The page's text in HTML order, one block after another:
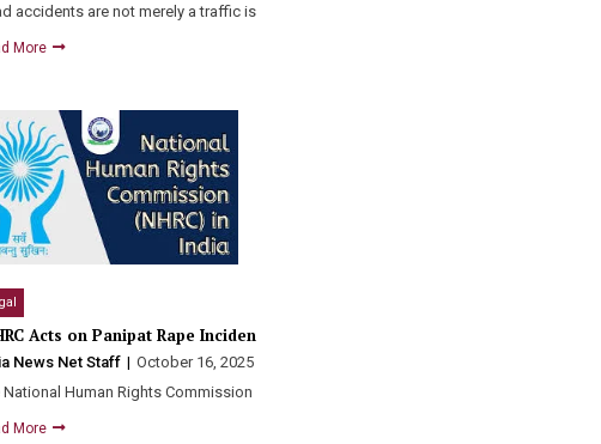
accidents are not merely a traffic issue; they represent…
More
for Wife”
senior…
Acts on Panipat Rape Incident”
News Net Staff October 16, 2025
National Human Rights Commission (NHRC) of India has taken…
More